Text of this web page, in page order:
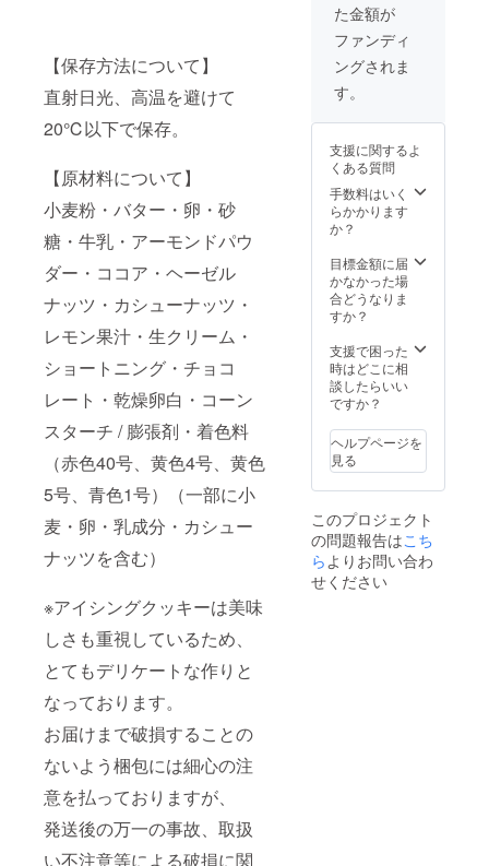
【保存方法について】
直射日光、高温を避けて
20℃以下で保存。
【原材料について】
小麦粉・バター・卵・砂
糖・牛乳・アーモンドパウ
ダー・ココア・ヘーゼル
ナッツ・カシューナッツ・
レモン果汁・生クリーム・
ショートニング・チョコ
レート・乾燥卵白・コーン
スターチ / 膨張剤・着色料
（赤色40号、黄色4号、黄色
5号、青色1号）（一部に小
麦・卵・乳成分・カシュー
ナッツを含む）
※アイシングクッキーは美味
しさも重視しているため、
とてもデリケートな作りと
なっております。
お届けまで破損することの
ないよう梱包には細心の注
意を払っておりますが、
発送後の万一の事故、取扱
い不注意等による破損に関
た金額が
ファンディ
ングされま
す。
支援に関するよ
くある質問
手数料はいく
らかかります
か？
目標金額に届
かなかった場
合どうなりま
すか？
支援で困った
時はどこに相
談したらいい
ですか？
ヘルプページを
見る
このプロジェクト
の問題報告はこち
ら よりお問い合わ
せください